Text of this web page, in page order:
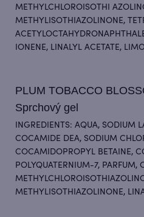
METHYLCHLOROISOTHI
METHYLISOTHIAZOLINONE,
IONENE, LINALYL ACETATE,
PLUM TOBACCO
Sprchový gel
INGREDIENTS: AQUA, SODIUM
COCAMIDE DEA, SODIUM
COCAMIDOPROPYL BETAINE,
POLYQUATERNIUM-7, PARFUM,
METHYLISOTHIAZOLINONE,